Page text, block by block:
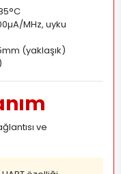
MHz, uyku
(yaklaşık)
ve